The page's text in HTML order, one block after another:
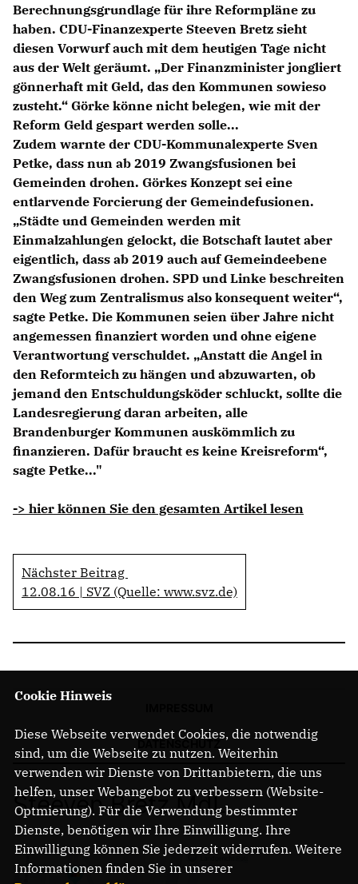
Berechnungsgrundlage für ihre Reformpläne zu
haben. CDU-Finanzexperte Steeven Bretz sieht
diesen Vorwurf auch mit dem heutigen Tage nicht
aus der Welt geräumt. „Der Finanzminister jongliert
gönnerhaft mit Geld, das den Kommunen sowieso
zusteht.“ Görke könne nicht belegen, wie mit der
Reform Geld gespart werden solle...
Zudem warnte der CDU-Kommunalexperte Sven
Petke, dass nun ab 2019 Zwangsfusionen bei
Gemeinden drohen. Görkes Konzept sei eine
entlarvende Forcierung der Gemeindefusionen.
Städte und Gemeinden werden mit
Einmalzahlungen gelockt, die Botschaft lautet aber
eigentlich, dass ab 2019 auch auf Gemeindeebene
Zwangsfusionen drohen. SPD und Linke beschreiten
den Weg zum Zentralismus also konsequent weiter“,
sagte Petke. Die Kommunen seien über Jahre nicht
angemessen finanziert worden und ohne eigene
Verantwortung verschuldet. „Anstatt die Angel in
den Reformteich zu hängen und abzuwarten, ob
jemand den Entschuldungsköder schluckt, sollte die
Landesregierung daran arbeiten, alle
Brandenburger Kommunen auskömmlich zu
finanzieren. Dafür braucht es keine Kreisreform“,
sagte Petke..."
-> hier können Sie den gesamten Artikel lesen
Nächster Beitrag
12.08.16 | SVZ (Quelle: www.svz.de)
Steeven Bretz MdL
Cookie Hinweis
Diese Webseite verwendet Cookies, die notwendig
sind, um die Webseite zu nutzen. Weiterhin
verwenden wir Dienste von Drittanbietern, die uns
helfen, unser Webangebot zu verbessern (Website-
Optmierung). Für die Verwendung bestimmter
Dienste, benötigen wir Ihre Einwilligung. Ihre
Einwilligung können Sie jederzeit widerrufen. Weitere
Informationen finden Sie in unserer